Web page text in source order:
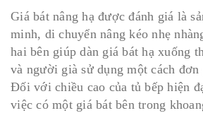
Giá bát nâng hạ được đánh giá là
minh, di chuyển nâng kéo nhẹ
hai bên giúp dàn giá bát hạ xuống
và người già sử dụng một cách đơn
Đối với chiều cao của tủ bếp hiện
việc có một giá bát bên trong